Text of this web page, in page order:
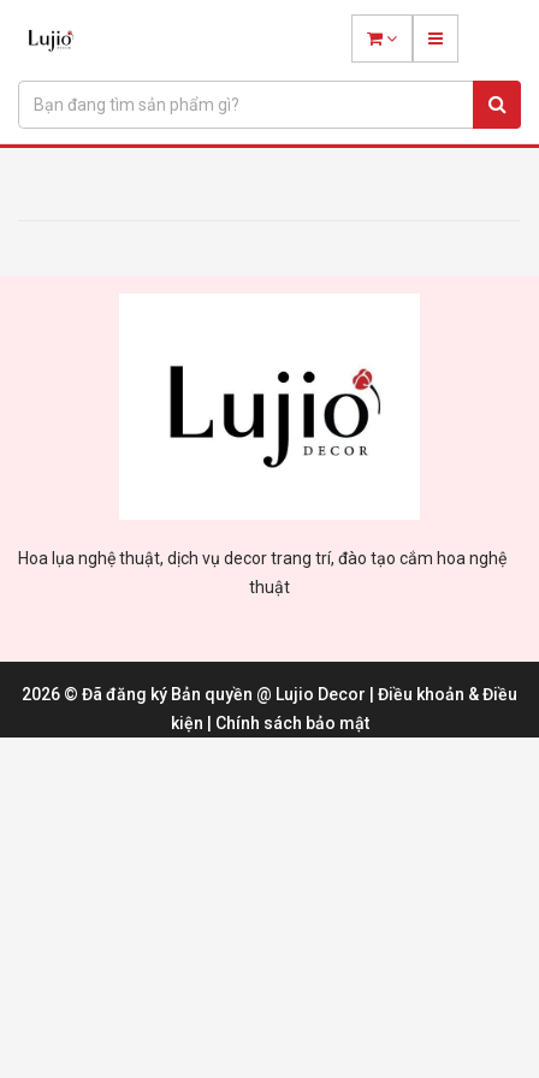
Hoa lụa nghệ thuật, dịch vụ decor trang trí, đào tạo cắm hoa nghệ
thuật
2026 © Đã đăng ký Bản quyền @ Lujio Decor
Điều khoản & Điều
kiện
Chính sách bảo mật